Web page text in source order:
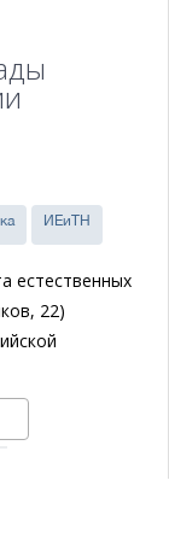
ИЕиТН
естественных
22)